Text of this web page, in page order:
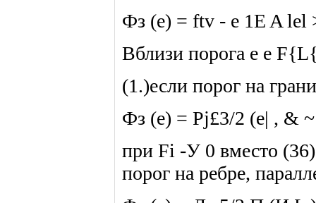
Фз (e) = ftv - e 1E A
Вблизи порога e e
(1.)если порог на
Фз (е) = Pj£3/2 (е| , & ~
при Fi -У 0 вместо
порог на ребре,